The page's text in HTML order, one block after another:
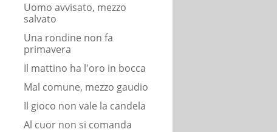
Uomo avvisato, mezzo
salvato
Una rondine non fa
primavera
Il mattino ha l'oro in bocca
Mal comune, mezzo gaudio
Il gioco non vale la candela
Al cuor non si comanda